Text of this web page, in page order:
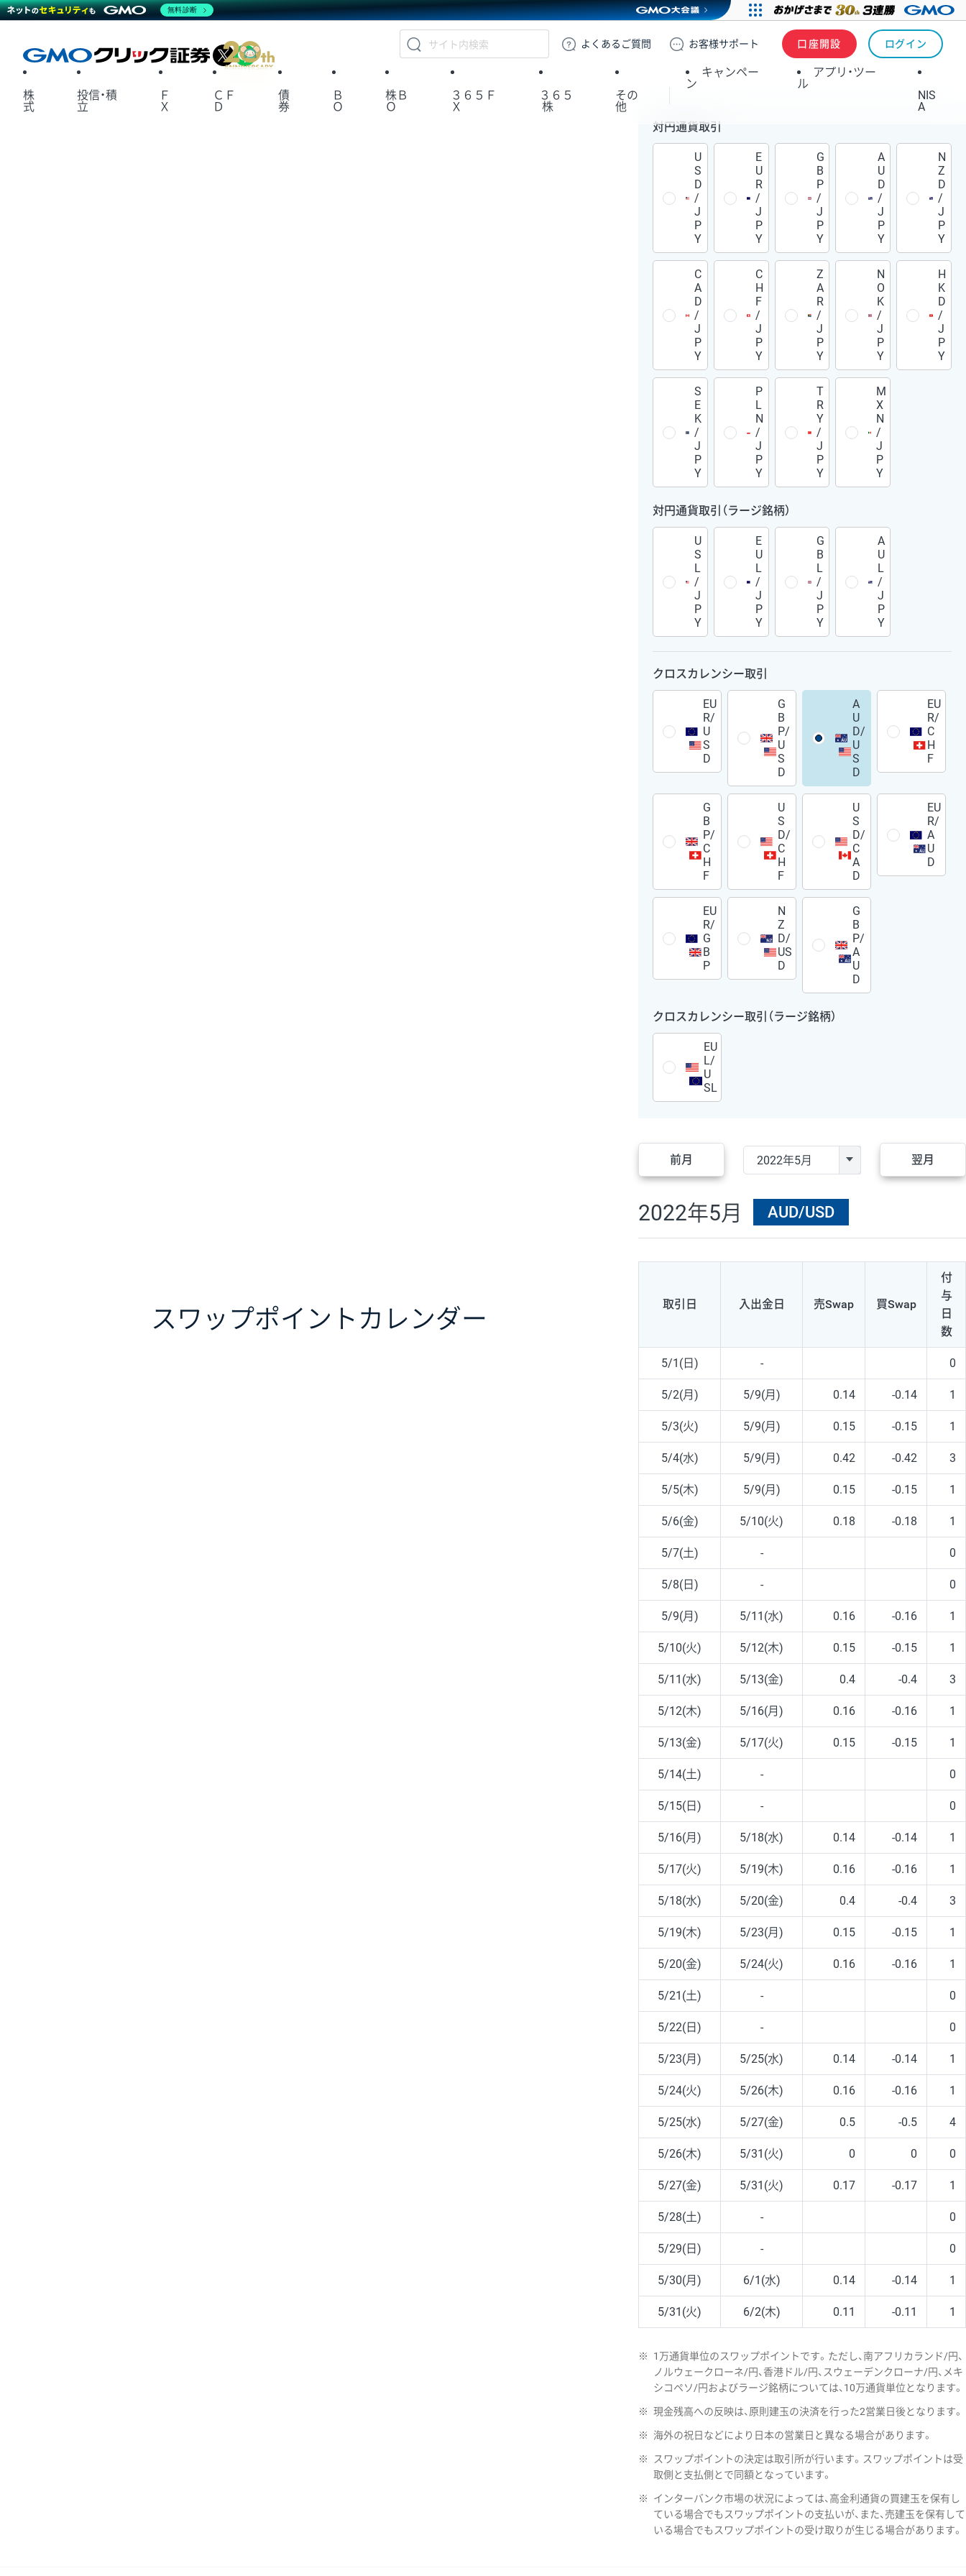
GMOクリック証券
よくある ご質問 お客様サポート 口座開設 ログイン
X
株
式
投信・積
立
Ｆ
Ｘ
ＣＦ
Ｄ
債
券
Ｂ
Ｏ
株Ｂ
Ｏ
３６５Ｆ
Ｘ
３６５
株
その
他
キャンペー
ン
アプリ・ツー
ル
NIS
A
スワップポイント カレンダー
対円通貨取引
U
S
D
/
J
P
Y
E
U
R
/
J
P
Y
G
B
P
/
J
P
Y
A
U
D
/
J
P
Y
N
Z
D
/
J
P
Y
C
A
D
/
J
P
Y
C
H
F
/
J
P
Y
Z
A
R
/
J
P
Y
N
O
K
/
J
P
Y
H
K
D
/
J
P
Y
S
E
K
/
J
P
Y
P
L
N
/
J
P
Y
T
R
Y
/
J
P
Y
M
X
N
/
J
P
Y
対円通貨取引（ラージ銘柄）
U
S
L
/
J
P
Y
E
U
L
/
J
P
Y
G
B
L
/
J
P
Y
A
U
L
/
J
P
Y
クロスカレンシー取引
EU
R/
U
S
D
G
B
P/
U
S
D
A
U
D/
U
S
D
EU
R/
C
H
F
G
B
P/
C
H
F
U
S
D/
C
H
F
U
S
D/
C
A
D
EU
R/
A
U
D
EU
R/
G
B
P
N
Z
D/
US
D
G
B
P/
A
U
D
クロスカレンシー取引（ラージ銘柄）
EU
L/
U
SL
前月 翌月
2022年5月 AUD/USD
取引日 入出金日 売Swap 買Swap
付
与
日
数
5/1(日) - 0
5/2(月) 5/9(月) 0.14 -0.14 1
5/3(火) 5/9(月) 0.15 -0.15 1
5/4(水) 5/9(月) 0.42 -0.42 3
5/5(木) 5/9(月) 0.15 -0.15 1
5/6(金) 5/10(火) 0.18 -0.18 1
5/7(土) - 0
5/8(日) - 0
5/9(月) 5/11(水) 0.16 -0.16 1
5/10(火) 5/12(木) 0.15 -0.15 1
5/11(水) 5/13(金) 0.4 -0.4 3
5/12(木) 5/16(月) 0.16 -0.16 1
5/13(金) 5/17(火) 0.15 -0.15 1
5/14(土) - 0
5/15(日) - 0
5/16(月) 5/18(水) 0.14 -0.14 1
5/17(火) 5/19(木) 0.16 -0.16 1
5/18(水) 5/20(金) 0.4 -0.4 3
5/19(木) 5/23(月) 0.15 -0.15 1
5/20(金) 5/24(火) 0.16 -0.16 1
5/21(土) - 0
5/22(日) - 0
5/23(月) 5/25(水) 0.14 -0.14 1
5/24(火) 5/26(木) 0.16 -0.16 1
5/25(水) 5/27(金) 0.5 -0.5 4
5/26(木) 5/31(火) 0 0 0
5/27(金) 5/31(火) 0.17 -0.17 1
5/28(土) - 0
5/29(日) - 0
5/30(月) 6/1(水) 0.14 -0.14 1
5/31(火) 6/2(木) 0.11 -0.11 1
※
1万通貨単位のスワップポイントです。ただし、南アフリカランド/円、
ノルウェークローネ/円、香港ドル/円、スウェーデンクローナ/円、メキ
シコペソ/円およびラージ銘柄については、10万通貨単位となります。
※ 現金残高への反映は、原則建玉の決済を行った2営業日後となります。
※ 海外の祝日などにより日本の営業日と異なる場合があります。
※
スワップポイントの決定は取引所が行います。スワップポイントは受
取側と支払側とで同額となっています。
※
インターバンク市場の状況によっては、高金利通貨の買建玉を保有し
ている場合でもスワップポイントの支払いが、また、売建玉を保有して
いる場合でもスワップポイントの受け取りが生じる場合があります。
無料診断